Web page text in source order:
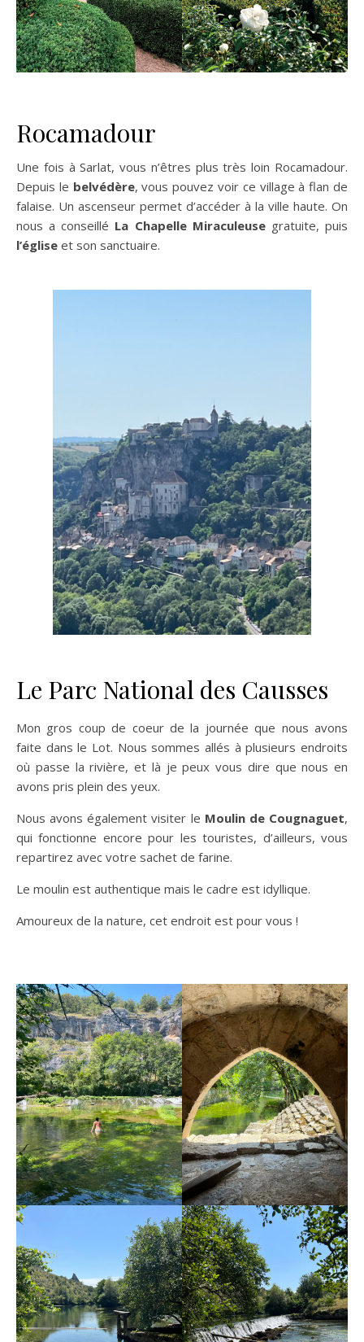
Rocamadour
Une fois à Sarlat, vous n’êtres plus très loin Rocamadour.
Depuis le belvédère, vous pouvez voir ce village à flan de
falaise. Un ascenseur permet d’accéder à la ville haute. On
nous a conseillé La Chapelle Miraculeusegratuite, puis
l’église et son sanctuaire.
Le Parc National des Causses
Mon gros coup de coeur de la journée que nous avons
faite dans le Lot. Nous sommes allés à plusieurs endroits
où passe la rivière, et là je peux vous dire que nous en
avons pris plein des yeux.
Nous avons également visiter le Moulin de Cougnaguet,
qui fonctionne encore pour les touristes, d’ailleurs, vous
repartirez avec votre sachet de farine.
Le moulin est authentique mais le cadre est idyllique.
Amoureux de la nature, cet endroit est pour vous !